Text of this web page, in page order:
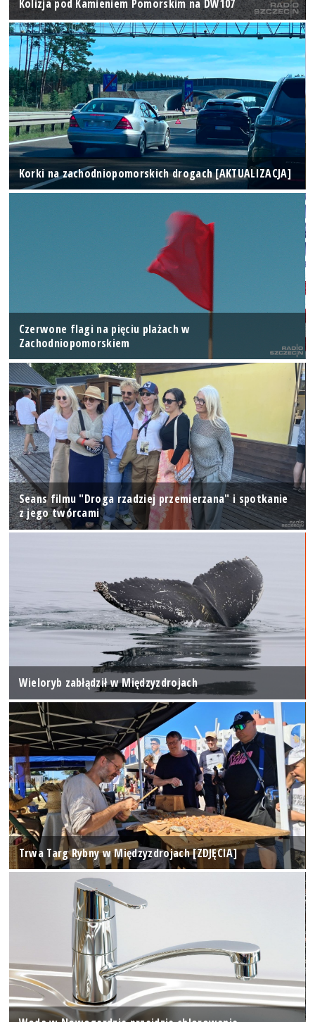
Kolizja pod Kamieniem Pomorskim na DW107
Korki na zachodniopomorskich drogach [AKTUALIZACJA]
Czerwone flagi na pięciu plażach w
Zachodniopomorskiem
Seans filmu "Droga rzadziej przemierzana" i spotkanie
z jego twórcami
Wieloryb zabłądził w Międzyzdrojach
Trwa Targ Rybny w Międzyzdrojach [ZDJĘCIA]